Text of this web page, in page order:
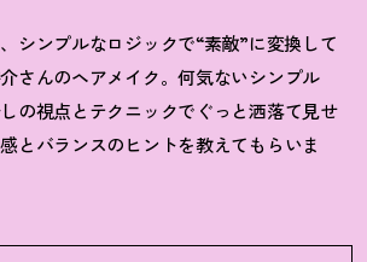
シンプルなロジックで“素敵”に変換して
さんのヘアメイク。何気ないシンプル
の視点とテクニックでぐっと洒落て見せ
とバランスのヒントを教えてもらいま